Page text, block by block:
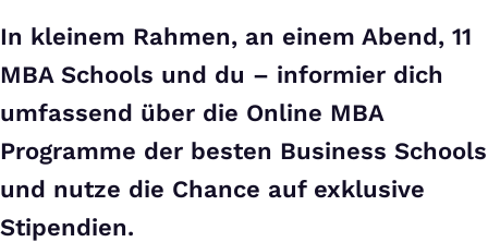
In kleinem Rahmen, an einem Abend, 11
MBA Schools und du – informier dich
umfassend über die Online MBA
Programme der besten Business Schools
und nutze die Chance auf exklusive
Stipendien.